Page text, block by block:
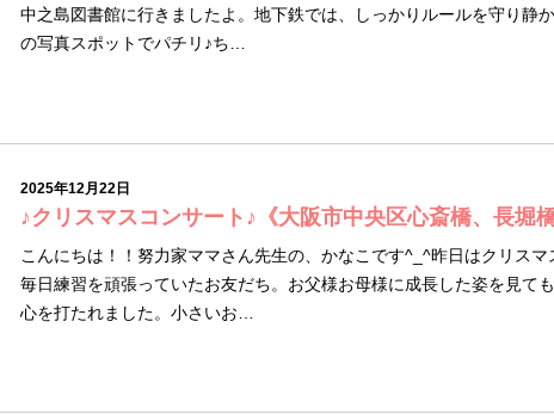
中之島図書館に行きましたよ。地下鉄では、しっかりルールを守り静
の写真スポットでパチリ♪ち…
2025年12月22日
♪クリスマスコンサート♪《大阪市中央区心斎橋、長堀
こんにちは！！努力家ママさん先生の、かなこです^_^昨日はクリス
毎日練習を頑張っていたお友だち。お父様お母様に成長した姿を見て
心を打たれました。小さいお…